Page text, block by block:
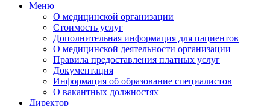
Меню
О медицинской организации
Стоимость услуг
Дополнительная информация для пациентов
О медицинской деятельности организации
Правила предоставления платных услуг
Документация
Информация об образование специалистов
О вакантных должностях
Директор